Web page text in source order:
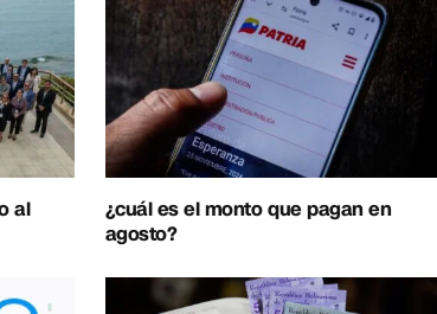
al
¿cuál es el monto que pagan en
agosto?